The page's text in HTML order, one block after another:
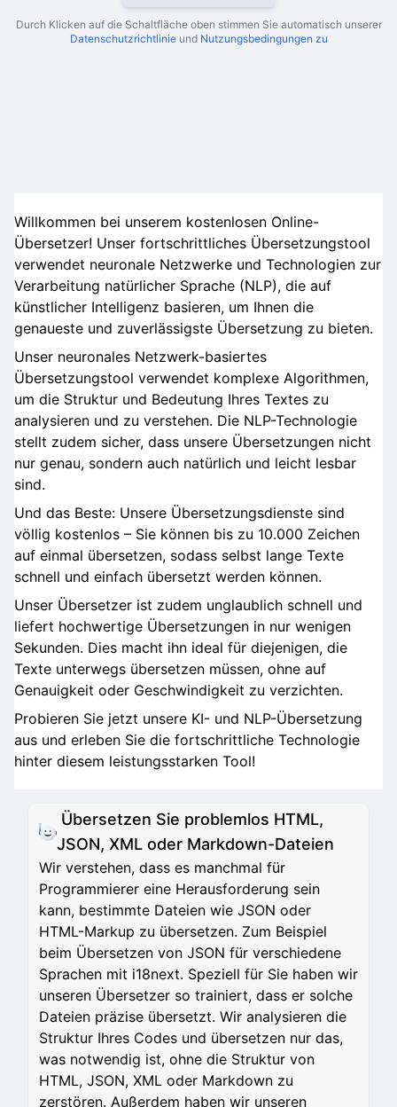
Durch Klicken auf die Schaltfläche oben stimmen Sie automatisch unserer
Datenschutzrichtlinie und Nutzungsbedingungen zu
Willkommen bei unserem kostenlosen Online-
Übersetzer! Unser fortschrittliches Übersetzungstool
verwendet neuronale Netzwerke und Technologien zur
Verarbeitung natürlicher Sprache (NLP), die auf
künstlicher Intelligenz basieren, um Ihnen die
genaueste und zuverlässigste Übersetzung zu bieten.
Unser neuronales Netzwerk-basiertes
Übersetzungstool verwendet komplexe Algorithmen,
um die Struktur und Bedeutung Ihres Textes zu
analysieren und zu verstehen. Die NLP-Technologie
stellt zudem sicher, dass unsere Übersetzungen nicht
nur genau, sondern auch natürlich und leicht lesbar
sind.
Und das Beste: Unsere Übersetzungsdienste sind
völlig kostenlos – Sie können bis zu 10.000 Zeichen
auf einmal übersetzen, sodass selbst lange Texte
schnell und einfach übersetzt werden können.
Unser Übersetzer ist zudem unglaublich schnell und
liefert hochwertige Übersetzungen in nur wenigen
Sekunden. Dies macht ihn ideal für diejenigen, die
Texte unterwegs übersetzen müssen, ohne auf
Genauigkeit oder Geschwindigkeit zu verzichten.
Probieren Sie jetzt unsere KI- und NLP-Übersetzung
aus und erleben Sie die fortschrittliche Technologie
hinter diesem leistungsstarken Tool!
Übersetzen Sie problemlos HTML,
JSON, XML oder Markdown-Dateien
Wir verstehen, dass es manchmal für
Programmierer eine Herausforderung sein
kann, bestimmte Dateien wie JSON oder
HTML-Markup zu übersetzen. Zum Beispiel
beim Übersetzen von JSON für verschiedene
Sprachen mit i18next. Speziell für Sie haben wir
unseren Übersetzer so trainiert, dass er solche
Dateien präzise übersetzt. Wir analysieren die
Struktur Ihres Codes und übersetzen nur das,
was notwendig ist, ohne die Struktur von
HTML, JSON, XML oder Markdown zu
zerstören. Außerdem haben wir unseren